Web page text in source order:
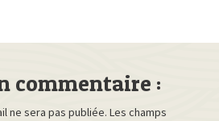
commentaire :
ne sera pas publiée. Les champs